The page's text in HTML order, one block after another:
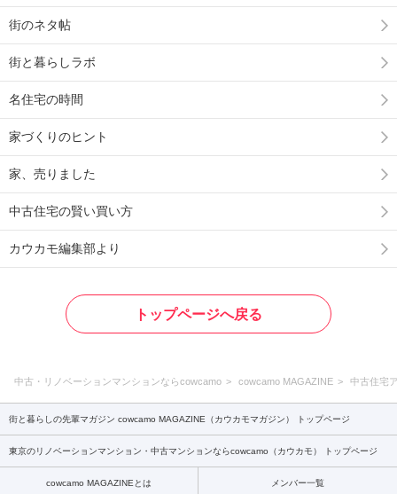
街のネタ帖
街と暮らしラボ
名住宅の時間
家づくりのヒント
家、売りました
中古住宅の賢い買い方
カウカモ編集部より
トップページへ戻る
中古・リノベーションマンションならcowcamo cowcamo MAGAZINE 中古住宅
街と暮らしの先輩マガジン cowcamo MAGAZINE（カウカモマガジン） トップページ
東京のリノベーションマンション・中古マンションならcowcamo（カウカモ） トップページ
cowcamo MAGAZINEとは メンバー一覧